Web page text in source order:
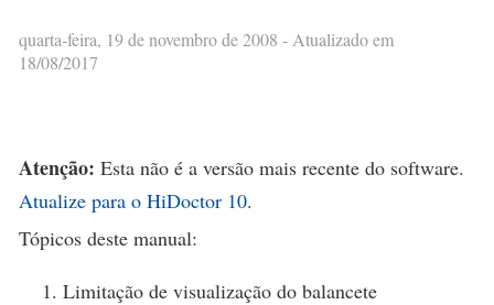
quarta-feira, 19 de novembro de 2008 - Atualizado em
18/08/2017
Atenção: Esta não é a versão mais recente do software.
Atualize para o HiDoctor 10.
Tópicos deste manual:
Limitação de visualização do balancete